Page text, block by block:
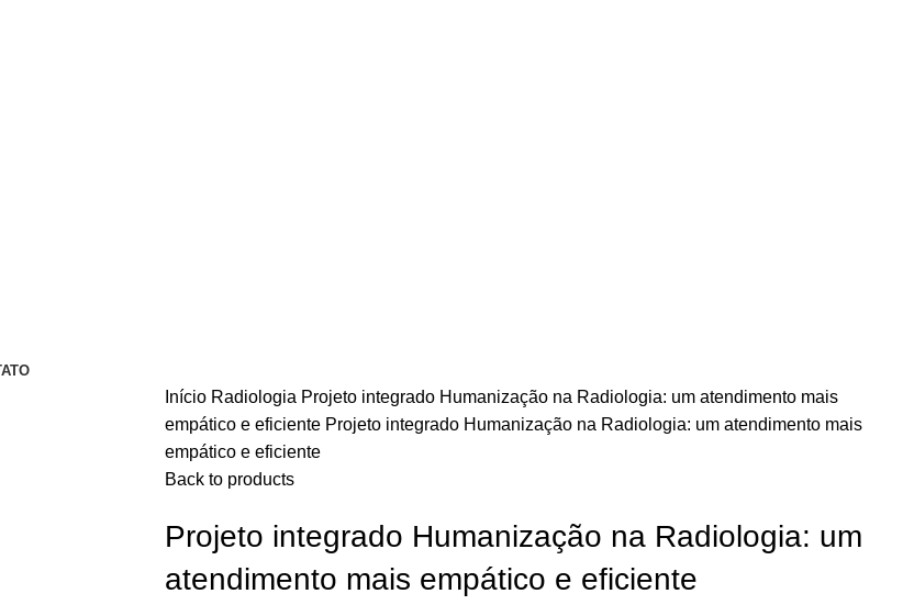
Início Radiologia Projeto integrado Humanização na Radiologia: um atendimento mais
empático e eficiente Projeto integrado Humanização na Radiologia: um atendimento mais
empático e eficiente
Back to products
Projeto integrado Humanização na Radiologia: um
atendimento mais empático e eficiente